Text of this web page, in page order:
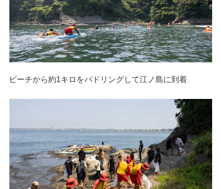
ビーチから約1キロをパドリングして江ノ島に到着